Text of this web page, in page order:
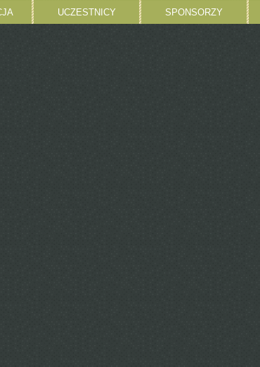
UCZESTNICY SPONSORZY